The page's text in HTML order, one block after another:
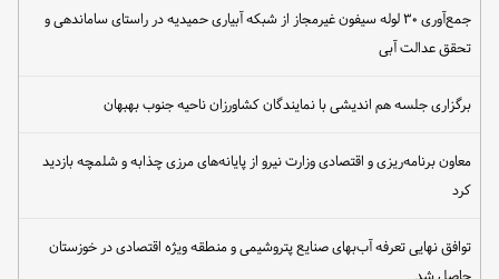
جمع‌آوری ۳۰ لوله سیفون غیرمجاز از شبکه آبیاری حمیدیه در راستای ساماندهی و
تحقق عدالت آبی
برگزاری جلسه هم اندیشی با نمایندگان کشاورزان ناحیه جنوب بهبهان
معاون برنامه‌ریزی و اقتصادی وزارت نیرو از پایانه‌های مرزی چذابه و شلمچه بازدید
کرد
توافق نهایی تعرفه آب‌بهای صنایع پتروشیمی و منطقه ویژه اقتصادی در خوزستان